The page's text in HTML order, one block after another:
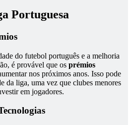
Portuguesa
do futebol português e a melhoria
é provável que os prémios
nos próximos anos. Isso pode
da liga, uma vez que clubes menores
em jogadores.